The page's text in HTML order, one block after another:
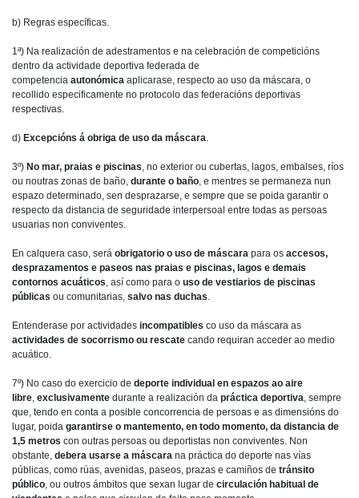
b) Regras específicas.
1ª) Na realización de adestramentos e na celebración de competicións
dentro da actividade deportiva federada de
competencia autonómica aplicarase, respecto ao uso da máscara, o
recollido especificamente no protocolo das federacións deportivas
respectivas.
d) Excepcións á obriga de uso da máscara.
3º) No mar, praias e piscinas, no exterior ou cubertas, lagos, embalses, ríos
ou noutras zonas de baño, durante o baño, e mentres se permaneza nun
espazo determinado, sen desprazarse, e sempre que se poida garantir o
respecto da distancia de seguridade interpersoal entre todas as persoas
usuarias non conviventes.
En calquera caso, será obrigatorio o uso de máscara para os accesos,
desprazamentos e paseos nas praias e piscinas, lagos e demais
contornos acuáticos, así como para o uso de vestiarios de piscinas
públicas ou comunitarias, salvo nas duchas.
Entenderase por actividades incompatibles co uso da máscara as
actividades de socorrismo ou rescate cando requiran acceder ao medio
acuático.
7º) No caso do exercicio de deporte individual en espazos ao aire
libre, exclusivamente durante a realización da práctica deportiva, sempre
que, tendo en conta a posible concorrencia de persoas e as dimensións do
lugar, poida garantirse o mantemento, en todo momento, da distancia de
1,5 metros con outras persoas ou deportistas non conviventes. Non
obstante, debera usarse a máscara na práctica do deporte nas vías
públicas, como rúas, avenidas, paseos, prazas e camiños de tránsito
público, ou outros ámbitos que sexan lugar de circulación habitual de